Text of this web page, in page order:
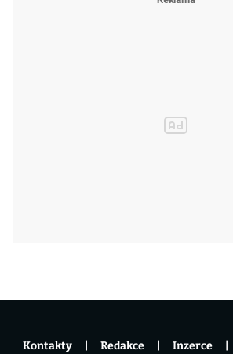
Kontakty Redakce Inzerce